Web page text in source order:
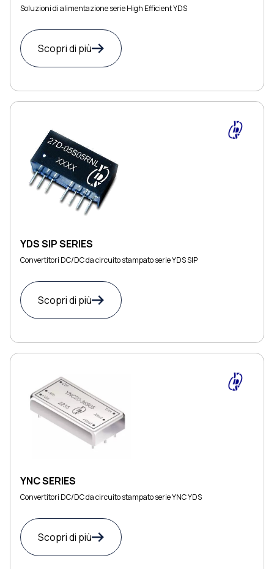
Soluzioni di alimentazione serie High Efficient YDS
Scopri di più
YDS SIP SERIES
Convertitori DC/DC da circuito stampato serie YDS SIP
Scopri di più
YNC SERIES
Convertitori DC/DC da circuito stampato serie YNC YDS
Scopri di più